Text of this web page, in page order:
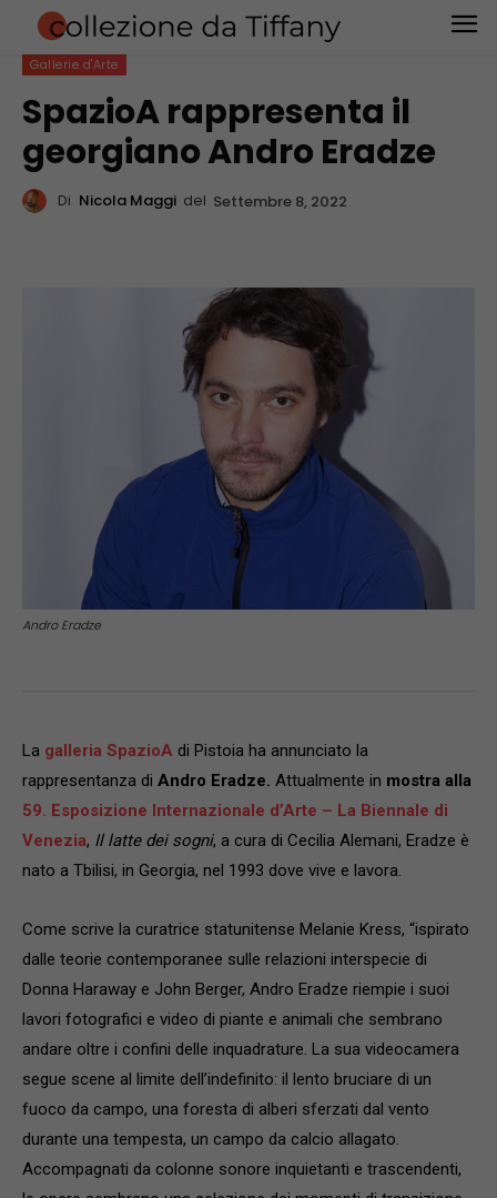
Gallerie d'Arte
SpazioA rappresenta il
georgiano Andro Eradze
Di Nicola Maggi del Settembre 8, 2022
Andro Eradze
La galleria SpazioA di Pistoia ha annunciato la
rappresentanza di Andro Eradze. Attualmente in mostra alla
59. Esposizione Internazionale d’Arte – La Biennale di
Venezia, Il latte dei sogni, a cura di Cecilia Alemani, Eradze è
nato a Tbilisi, in Georgia, nel 1993 dove vive e lavora.
Come scrive la curatrice statunitense Melanie Kress, “ispirato
dalle teorie contemporanee sulle relazioni interspecie di
Donna Haraway e John Berger, Andro Eradze riempie i suoi
lavori fotografici e video di piante e animali che sembrano
andare oltre i confini delle inquadrature. La sua videocamera
segue scene al limite dell’indefinito: il lento bruciare di un
fuoco da campo, una foresta di alberi sferzati dal vento
durante una tempesta, un campo da calcio allagato.
Accompagnati da colonne sonore inquietanti e trascendenti,